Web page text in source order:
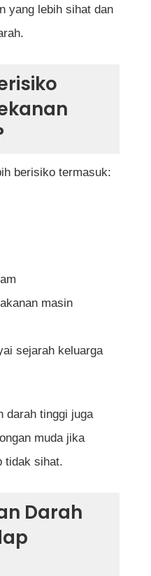
yang lebih sihat dan
berisiko termasuk:
masin
sejarah keluarga
darah tinggi juga
muda jika
tidak sihat.
Darah